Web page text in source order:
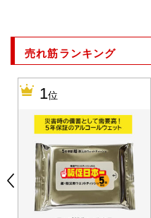
売れ筋ランキング
1位